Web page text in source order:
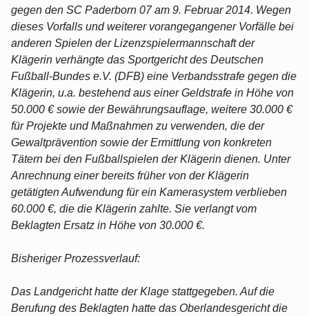
gegen den SC Paderborn 07 am 9. Februar 2014. Wegen
dieses Vorfalls und weiterer vorangegangener Vorfälle bei
anderen Spielen der Lizenzspielermannschaft der
Klägerin verhängte das Sportgericht des Deutschen
Fußball-Bundes e.V. (DFB) eine Verbandsstrafe gegen die
Klägerin, u.a. bestehend aus einer Geldstrafe in Höhe von
50.000 € sowie der Bewährungsauflage, weitere 30.000 €
für Projekte und Maßnahmen zu verwenden, die der
Gewaltprävention sowie der Ermittlung von konkreten
Tätern bei den Fußballspielen der Klägerin dienen. Unter
Anrechnung einer bereits früher von der Klägerin
getätigten Aufwendung für ein Kamerasystem verblieben
60.000 €, die die Klägerin zahlte. Sie verlangt vom
Beklagten Ersatz in Höhe von 30.000 €.
Bisheriger Prozessverlauf:
Das Landgericht hatte der Klage stattgegeben. Auf die
Berufung des Beklagten hatte das Oberlandesgericht die